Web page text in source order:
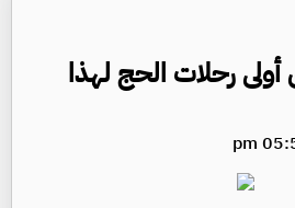
رحلات الحج لهذا